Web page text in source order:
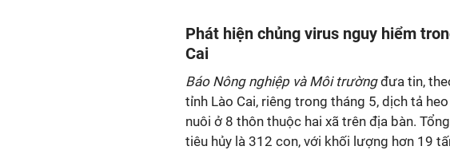
Phát hiện chủng virus nguy hiểm
Cai
Báo Nông nghiệp và Môi trườngđưa tin,
tỉnh Lào Cai, riêng trong tháng 5, dịch tả
nuôi ở 8 thôn thuộc hai xã trên địa bàn.
tiêu hủy là 312 con, với khối lượng hơn 19